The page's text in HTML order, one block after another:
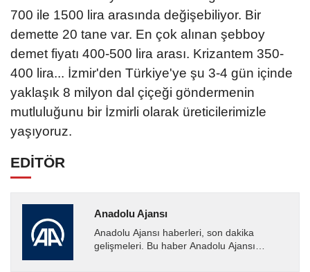
700 ile 1500 lira arasında değişebiliyor. Bir
demette 20 tane var. En çok alınan şebboy
demet fiyatı 400-500 lira arası. Krizantem 350-
400 lira... İzmir'den Türkiye'ye şu 3-4 gün içinde
yaklaşık 8 milyon dal çiçeği göndermenin
mutluluğunu bir İzmirli olarak üreticilerimizle
yaşıyoruz.
EDİTÖR
Anadolu Ajansı
Anadolu Ajansı haberleri, son dakika
gelişmeleri. Bu haber Anadolu Ajansı